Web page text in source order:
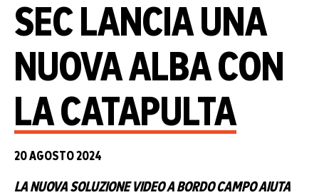
SEC LANCIA UNA
NUOVA ALBA CON
LA CATAPULTA
20 AGOSTO 2024
LA NUOVA SOLUZIONE VIDEO A BORDO CAMPO AIUTA